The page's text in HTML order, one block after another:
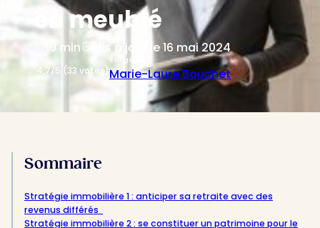
en meublé
10 min Mis à jour le 16 mai 2024
4,7/5 (33 votes)
Rédigé par
Marie-Laure Bouchet
Sommaire
Stratégie immobilière 1 : anticiper sa retraite avec des
revenus différés
Stratégie immobilière 2 : se constituer un patrimoine pour le